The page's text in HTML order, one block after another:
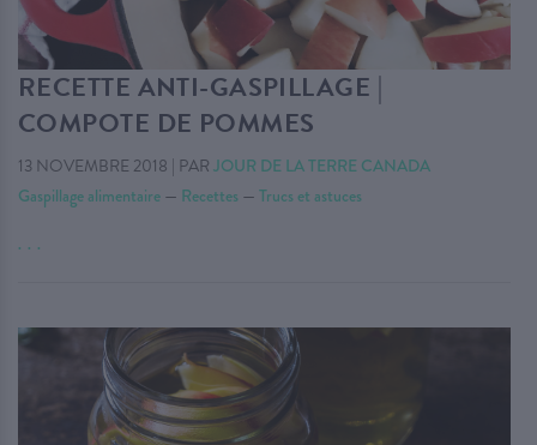
RECETTE ANTI-GASPILLAGE |
COMPOTE DE POMMES
13 NOVEMBRE 2018 | PAR JOUR DE LA TERRE CANADA
Gaspillage alimentaire — Recettes — Trucs et astuces
. . .